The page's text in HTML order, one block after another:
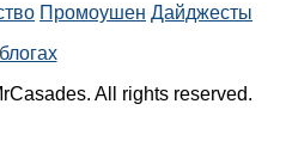
Промоушен Дайджесты
All rights reserved.